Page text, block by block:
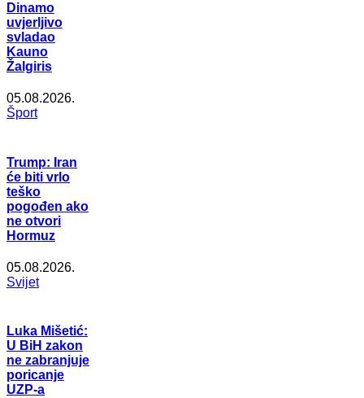
Dinamo
uvjerljivo
svladao
Kauno
Žalgiris
05.08.2026.
Šport
Trump: Iran
će biti vrlo
teško
pogođen ako
ne otvori
Hormuz
05.08.2026.
Svijet
Luka Mišetić:
U BiH zakon
ne zabranjuje
poricanje
UZP-a